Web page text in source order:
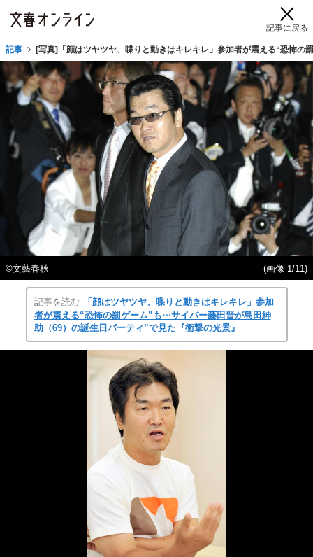
記事に戻る
記事 [写真]「顔はツヤツヤ、喋りと動きはキレキレ」参加者が震える“恐怖
©文藝春秋 (画像 1/11)
記事を読む
「顔はツヤツヤ、喋りと動きはキレキレ」参加
者が震える“恐怖の罰ゲーム”も⋯サイバー藤田晋が島田紳
助（69）の誕生日パーティ”で見た『衝撃の光景』